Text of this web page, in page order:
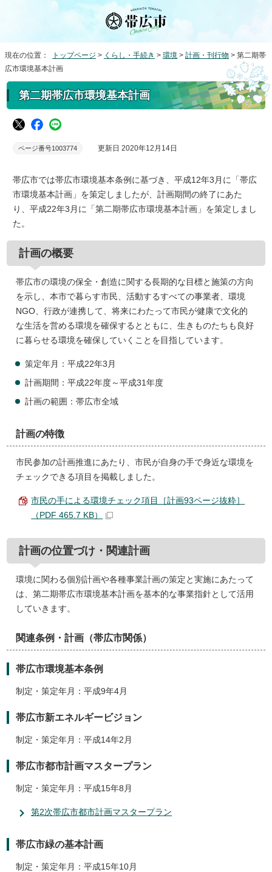
現在の位置： トップページ > くらし・手続き > 環境 > 計画・刊行物 > 第二期帯
広市環境基本計画
第二期帯広市環境基本計画
ページ番号1003774 更新日 2020年12月14日
帯広市では帯広市環境基本条例に基づき、平成12年3月に「帯広
市環境基本計画」を策定しましたが、計画期間の終了にあた
り、平成22年3月に「第二期帯広市環境基本計画」を策定しまし
た。
計画の概要
帯広市の環境の保全・創造に関する長期的な目標と施策の方向
を示し、本市で暮らす市民、活動するすべての事業者、環境
NGO、行政が連携して、将来にわたって市民が健康で文化的
な生活を営める環境を確保するとともに、生きものたちも良好
に暮らせる環境を確保していくことを目指しています。
策定年月：平成22年3月
計画期間：平成22年度～平成31年度
計画の範囲：帯広市全域
計画の特徴
市民参加の計画推進にあたり、市民が自身の手で身近な環境を
チェックできる項目を掲載しました。
市民の手による環境チェック項目［計画93ページ抜粋］
（PDF 465.7 KB）
計画の位置づけ・関連計画
環境に関わる個別計画や各種事業計画の策定と実施にあたって
は、第二期帯広市環境基本計画を基本的な事業指針として活用
していきます。
関連条例・計画（帯広市関係）
帯広市環境基本条例
制定・策定年月：平成9年4月
帯広市新エネルギービジョン
制定・策定年月：平成14年2月
帯広市都市計画マスタープラン
制定・策定年月：平成15年8月
第2次帯広市都市計画マスタープラン
帯広市緑の基本計画
制定・策定年月：平成15年10月